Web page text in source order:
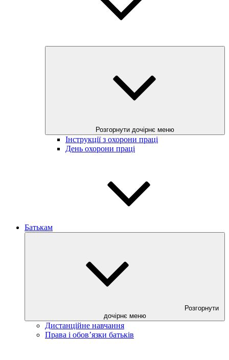
Розгорнути дочірнє меню
Інструкції з охорони праці
День охорони праці
Батькам
Розгорнути
дочірнє меню
Дистанційне навчання
Права і обов’язки батьків